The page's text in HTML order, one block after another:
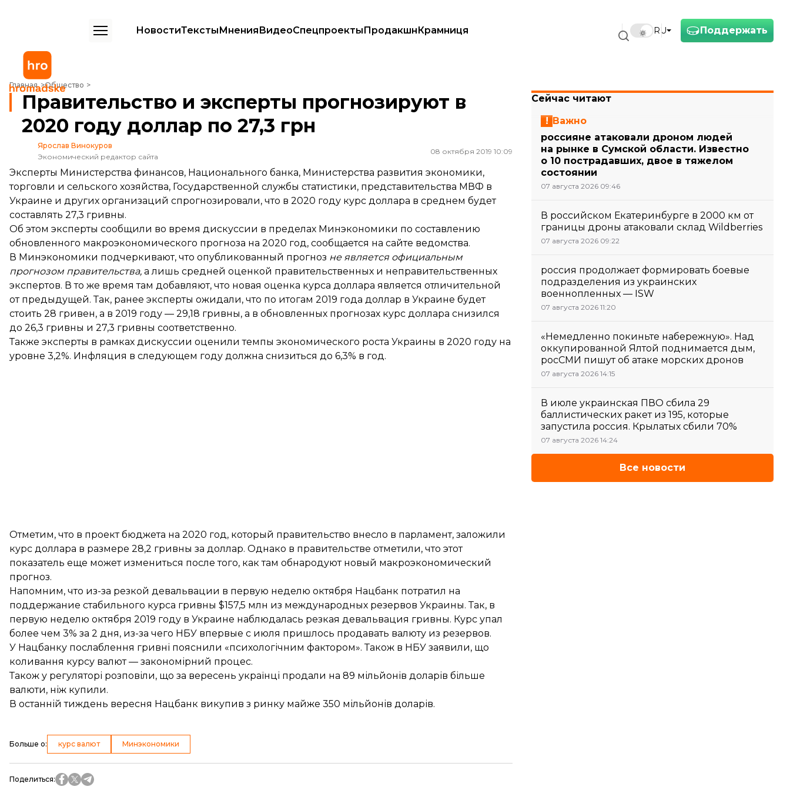
Поддержать
RU
НовостиТекстыМненияВидеоСпецпроектыПродакшнКрамниця
Главная Общество
Правительство и эксперты прогнозируют в 2020 году доллар по 27,3 грн
Правительство и эксперты прогнозируют в
2020 году доллар по 27,3 грн
Ярослав Винокуров
Экономический редактор сайта
08 октября 2019 10:09
Эксперты Министерства финансов, Национального банка, Министерства развития экономики,
торговли и сельского хозяйства, Государственной службы статистики, представительства МВФ в
Украине и других организаций спрогнозировали, что в 2020 году курс доллара в среднем будет
составлять 27,3 гривны.
Об этом эксперты сообщили во время дискуссии в пределах Минэкономики по составлению
обновленного макроэкономического прогноза на 2020 год, сообщается на сайте ведомства.
В Минэкономики подчеркивают, что опубликованный прогноз не является официальным
прогнозом правительства, а лишь средней оценкой правительственных и неправительственных
экспертов. В то же время там добавляют, что новая оценка курса доллара является отличительной
от предыдущей. Так, ранее эксперты ожидали, что по итогам 2019 года доллар в Украине будет
стоить 28 гривен, а в 2019 году — 29,18 гривны, а в обновленных прогнозах курс доллара снизился
до 26,3 гривны и 27,3 гривны соответственно.
Также эксперты в рамках дискуссии оценили темпы экономического роста Украины в 2020 году на
уровне 3,2%. Инфляция в следующем году должна снизиться до 6,3% в год.
Отметим, что в проект бюджета на 2020 год, который правительство внесло в парламент, заложили
курс доллара в размере 28,2 гривны за доллар. Однако в правительстве отметили, что этот
показатель еще может измениться после того, как там обнародуют новый макроэкономический
прогноз.
Напомним, что из-за резкой девальвации в первую неделю октября Нацбанк потратил на
поддержание стабильного курса гривны $157,5 млн из международных резервов Украины. Так, в
первую неделю октября 2019 году в Украине наблюдалась резкая девальвация гривны. Курс упал
более чем 3% за 2 дня, из-за чего НБУ впервые с июля пришлось продавать валюту из резервов.
У Нацбанку послаблення гривні пояснили «психологічним фактором». Також в НБУ заявили, що
коливання курсу валют — закономірний процес.
Також у регуляторі розповіли, що за вересень українці продали на 89 мільйонів доларів більше
валюти, ніж купили.
В останній тиждень вересня Нацбанк викупив з ринку майже 350 мільйонів доларів.
Больше о: курс валют Минэкономики
Поделиться:
Сейчас читают
Важно
россияне атаковали дроном людей
на рынке в Сумской области. Известно
о 10 пострадавших, двое в тяжелом
состоянии
07 августа 2026 09:46
В российском Екатеринбурге в 2000 км от
границы дроны атаковали склад Wildberries
07 августа 2026 09:22
россия продолжает формировать боевые
подразделения из украинских
военнопленных — ISW
07 августа 2026 11:20
«Немедленно покиньте набережную». Над
оккупированной Ялтой поднимается дым,
росСМИ пишут об атаке морских дронов
07 августа 2026 14:15
В июле украинская ПВО сбила 29
баллистических ракет из 195, которые
запустила россия. Крылатых сбили 70%
07 августа 2026 14:24
Все новости